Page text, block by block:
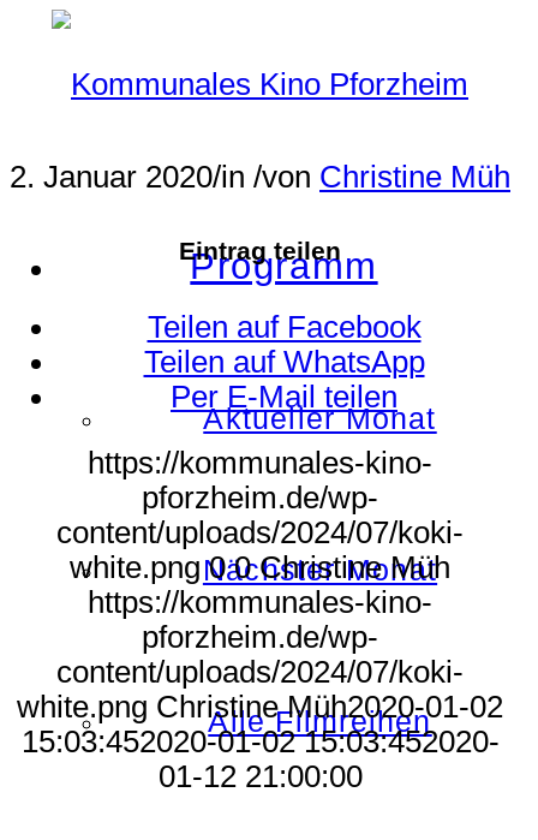
Programm
Aktueller Monat
Nächster Monat
Alle Filmreihen
2. Januar 2020/in /von Christine Müh
Eintrag teilen
Teilen auf Facebook
Teilen auf WhatsApp
Per E-Mail teilen
https://kommunales-kino-
pforzheim.de/wp-
content/uploads/2024/07/koki-
white.png 0 0 Christine Müh
https://kommunales-kino-
pforzheim.de/wp-
content/uploads/2024/07/koki-
white.png Christine Müh2020-01-02
15:03:452020-01-02 15:03:452020-
01-12 21:00:00